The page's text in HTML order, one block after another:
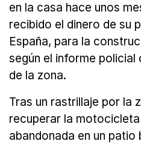
en la casa hace unos
recibido el dinero de su
España, para la
según el informe policial
de la zona.
Tras un rastrillaje por la
recuperar la
abandonada en un patio